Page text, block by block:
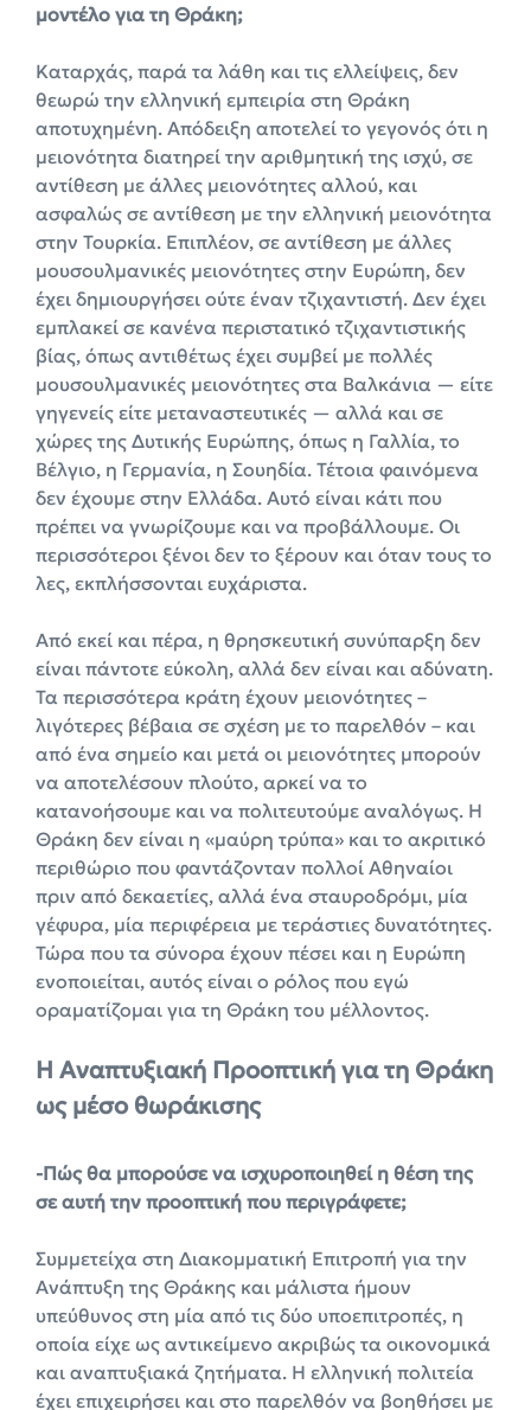
μοντέλο για τη Θράκη;
Καταρχάς, παρά τα λάθη και τις ελλείψεις, δεν
θεωρώ την ελληνική εμπειρία στη Θράκη
αποτυχημένη. Απόδειξη αποτελεί το γεγονός ότι η
μειονότητα διατηρεί την αριθμητική της ισχύ, σε
αντίθεση με άλλες μειονότητες αλλού, και
ασφαλώς σε αντίθεση με την ελληνική μειονότητα
στην Τουρκία. Επιπλέον, σε αντίθεση με άλλες
μουσουλμανικές μειονότητες στην Ευρώπη, δεν
έχει δημιουργήσει ούτε έναν τζιχαντιστή. Δεν έχει
εμπλακεί σε κανένα περιστατικό τζιχαντιστικής
βίας, όπως αντιθέτως έχει συμβεί με πολλές
μουσουλμανικές μειονότητες στα Βαλκάνια — είτε
γηγενείς είτε μεταναστευτικές — αλλά και σε
χώρες της Δυτικής Ευρώπης, όπως η Γαλλία, το
Βέλγιο, η Γερμανία, η Σουηδία. Τέτοια φαινόμενα
δεν έχουμε στην Ελλάδα. Αυτό είναι κάτι που
πρέπει να γνωρίζουμε και να προβάλλουμε. Οι
περισσότεροι ξένοι δεν το ξέρουν και όταν τους το
λες, εκπλήσσονται ευχάριστα.
Από εκεί και πέρα, η θρησκευτική συνύπαρξη δεν
είναι πάντοτε εύκολη, αλλά δεν είναι και αδύνατη.
Τα περισσότερα κράτη έχουν μειονότητες –
λιγότερες βέβαια σε σχέση με το παρελθόν – και
από ένα σημείο και μετά οι μειονότητες μπορούν
να αποτελέσουν πλούτο, αρκεί να το
κατανοήσουμε και να πολιτευτούμε αναλόγως. Η
Θράκη δεν είναι η «μαύρη τρύπα» και το ακριτικό
περιθώριο που φαντάζονταν πολλοί Αθηναίοι
πριν από δεκαετίες, αλλά ένα σταυροδρόμι, μία
γέφυρα, μία περιφέρεια με τεράστιες δυνατότητες.
Τώρα που τα σύνορα έχουν πέσει και η Ευρώπη
ενοποιείται, αυτός είναι ο ρόλος που εγώ
οραματίζομαι για τη Θράκη του μέλλοντος.
Η Αναπτυξιακή Προοπτική για τη Θράκη
ως μέσο θωράκισης
-Πώς θα μπορούσε να ισχυροποιηθεί η θέση της
σε αυτή την προοπτική που περιγράφετε;
Συμμετείχα στη Διακομματική Επιτροπή για την
Ανάπτυξη της Θράκης και μάλιστα ήμουν
υπεύθυνος στη μία από τις δύο υποεπιτροπές, η
οποία είχε ως αντικείμενο ακριβώς τα οικονομικά
και αναπτυξιακά ζητήματα. Η ελληνική πολιτεία
έχει επιχειρήσει και στο παρελθόν να βοηθήσει με